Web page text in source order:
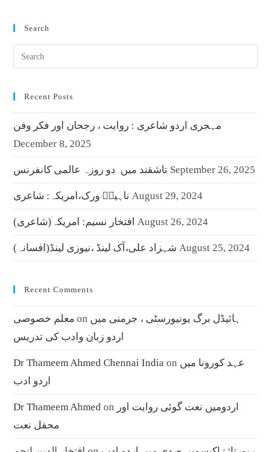
Search
Recent Posts
مہجری اردو شاعری : روایت ، رجحان اور فکر وفن
December 8, 2025
تاشقند میں دو روزہ عالمی کانفرنس September 26, 2025
ناہیدؔ ورک،امریکہ: شاعری August 29, 2024
افتخار نسیم: امریکہ(شاعری) August 26, 2024
شہزاد علی،آک لینڈ ،نیوزی لینڈ(افسانہ) August 25, 2024
Recent Comments
معلم خصوصی on ہائیڈل برگ یونیورسٹی ، جرمنی میں
اردو زبان وادب کی تدریس
Dr Thameem Ahmed Chennai India on عہد کورونا میں
اردو ادب
Dr Thameem Ahmed on اردومیں نعت گوئی روایت اور
محفل نعت